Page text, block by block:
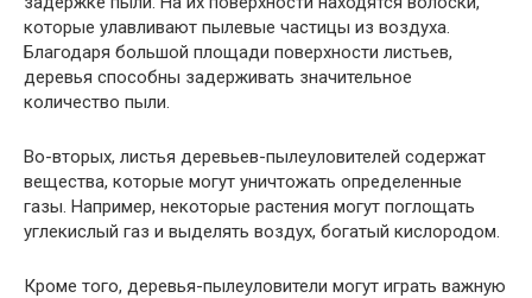
которые улавливают пылевые частицы из воздуха.
Благодаря большой площади поверхности листьев,
деревья способны задерживать значительное
количество пыли.
Во-вторых, листья деревьев-пылеуловителей содержат
вещества, которые могут уничтожать определенные
газы. Например, некоторые растения могут поглощать
углекислый газ и выделять воздух, богатый кислородом.
Кроме того, деревья-пылеуловители могут играть важную